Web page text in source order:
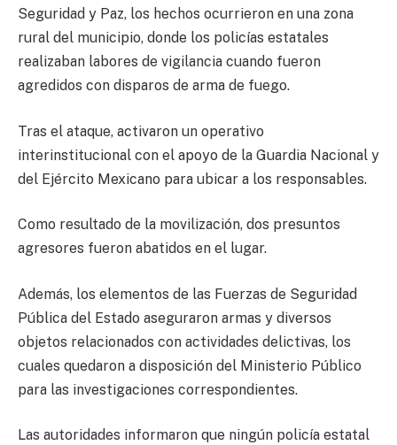
Seguridad y Paz, los hechos ocurrieron en una zona
rural del municipio, donde los policías estatales
realizaban labores de vigilancia cuando fueron
agredidos con disparos de arma de fuego.
Tras el ataque, activaron un operativo
interinstitucional con el apoyo de la Guardia Nacional y
del Ejército Mexicano para ubicar a los responsables.
Como resultado de la movilización, dos presuntos
agresores fueron abatidos en el lugar.
Además, los elementos de las Fuerzas de Seguridad
Pública del Estado aseguraron armas y diversos
objetos relacionados con actividades delictivas, los
cuales quedaron a disposición del Ministerio Público
para las investigaciones correspondientes.
Las autoridades informaron que ningún policía estatal